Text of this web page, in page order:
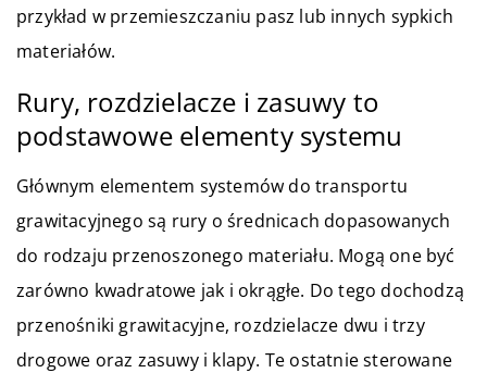
przykład w przemieszczaniu pasz lub innych sypkich
materiałów.
Rury, rozdzielacze i zasuwy to
podstawowe elementy systemu
Głównym elementem systemów do transportu
grawitacyjnego są rury o średnicach dopasowanych
do rodzaju przenoszonego materiału. Mogą one być
zarówno kwadratowe jak i okrągłe. Do tego dochodzą
przenośniki grawitacyjne, rozdzielacze dwu i trzy
drogowe oraz zasuwy i klapy. Te ostatnie sterowane